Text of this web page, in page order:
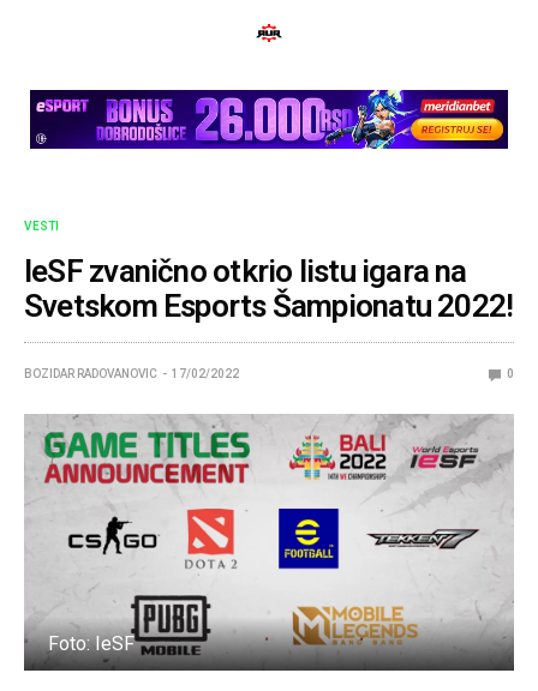
VESTI
IeSF zvanično otkrio listu igara na
Svetskom Esports Šampionatu 2022!
BOZIDAR RADOVANOVIC 17/02/2022 0
Foto: IeSF